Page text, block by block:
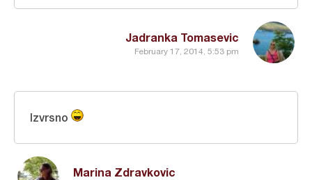
Jadranka Tomasevic
February 17, 2014, 5:53 pm
Marina Zdravkovic
Izvrsno